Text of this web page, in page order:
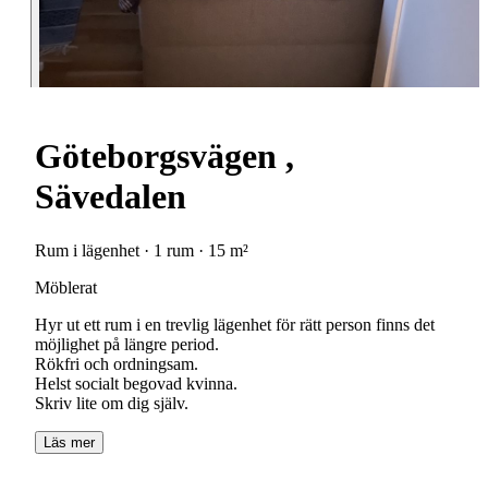
Göteborgsvägen ,
Sävedalen
Rum i lägenhet · 1 rum · 15 m²
Möblerat
Hyr ut ett rum i en trevlig lägenhet för rätt person finns det
möjlighet på längre period.
Rökfri och ordningsam.
Helst socialt begovad kvinna.
Skriv lite om dig själv.
Läs mer